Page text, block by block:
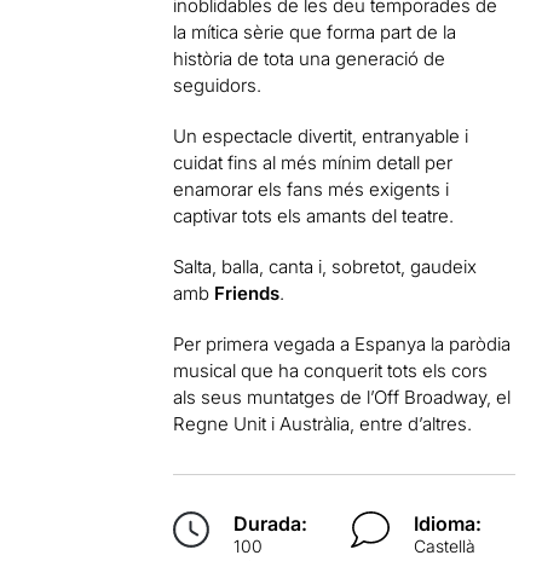
inoblidables de les deu temporades de
la mítica sèrie que forma part de la
història de tota una generació de
seguidors.
Un espectacle divertit, entranyable i
cuidat fins al més mínim detall per
enamorar els fans més exigents i
captivar tots els amants del teatre.
Salta, balla, canta i, sobretot, gaudeix
amb Friends.
Per primera vegada a Espanya la paròdia
musical que ha conquerit tots els cors
als seus muntatges de l’Off Broadway, el
Regne Unit i Austràlia, entre d’altres.
Durada:
100
Idioma:
Castellà